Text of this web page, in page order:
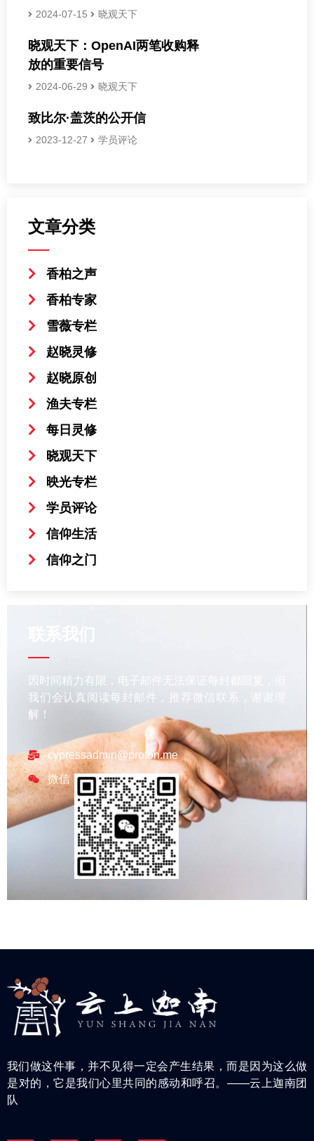
2024-07-15 晓观天下
晓观天下：OpenAI两笔收购释
放的重要信号
2024-06-29 晓观天下
致比尔·盖茨的公开信
2023-12-27 学员评论
文章分类
香柏之声
香柏专家
雪薇专栏
赵晓灵修
赵晓原创
渔夫专栏
每日灵修
晓观天下
映光专栏
学员评论
信仰生活
信仰之门
因时间精力有限，电子邮件无法保证每封都回复，但
我们会认真阅读每封邮件，推荐微信联系，谢谢理
解！
cypressadmin@proton.me
微信
我们做这件事，并不见得一定会产生结果，而是因为这么做
是对的，它是我们心里共同的感动和呼召。——云上迦南团
队